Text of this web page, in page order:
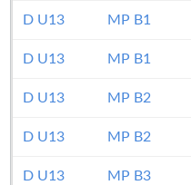
D U13 MP B1
D U13 MP B1
D U13 MP B2
D U13 MP B2
D U13 MP B3